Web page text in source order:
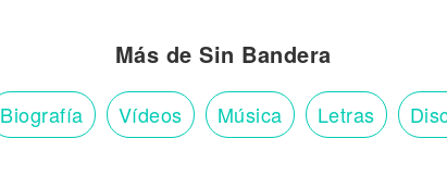
Más de Sin Bandera
Biografía Vídeos Música Letras